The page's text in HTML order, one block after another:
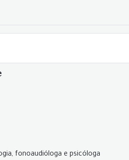
fonoaudióloga e psicóloga